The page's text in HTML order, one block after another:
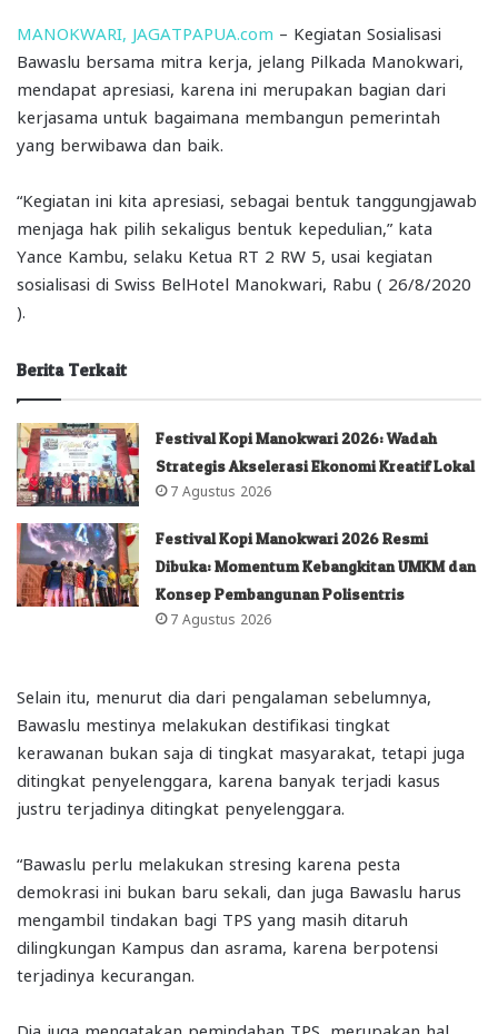
MANOKWARI, JAGATPAPUA.com – Kegiatan Sosialisasi
Bawaslu bersama mitra kerja, jelang Pilkada Manokwari,
mendapat apresiasi, karena ini merupakan bagian dari
kerjasama untuk bagaimana membangun pemerintah
yang berwibawa dan baik.
“Kegiatan ini kita apresiasi, sebagai bentuk tanggungjawab
menjaga hak pilih sekaligus bentuk kepedulian,” kata
Yance Kambu, selaku Ketua RT 2 RW 5, usai kegiatan
sosialisasi di Swiss BelHotel Manokwari, Rabu ( 26/8/2020
).
Berita Terkait
Festival Kopi Manokwari 2026: Wadah
Strategis Akselerasi Ekonomi Kreatif Lokal
7 Agustus 2026
Festival Kopi Manokwari 2026 Resmi
Dibuka: Momentum Kebangkitan UMKM dan
Konsep Pembangunan Polisentris
7 Agustus 2026
Selain itu, menurut dia dari pengalaman sebelumnya,
Bawaslu mestinya melakukan destifikasi tingkat
kerawanan bukan saja di tingkat masyarakat, tetapi juga
ditingkat penyelenggara, karena banyak terjadi kasus
justru terjadinya ditingkat penyelenggara.
“Bawaslu perlu melakukan stresing karena pesta
demokrasi ini bukan baru sekali, dan juga Bawaslu harus
mengambil tindakan bagi TPS yang masih ditaruh
dilingkungan Kampus dan asrama, karena berpotensi
terjadinya kecurangan.
Dia juga mengatakan pemindahan TPS, merupakan hal